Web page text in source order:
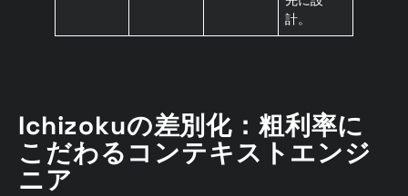
計。
Ichizokuの差別化：粗利率に
こだわるコンテキストエンジ
ニア